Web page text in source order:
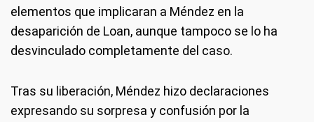
elementos que implicaran a Méndez en la
desaparición de Loan, aunque tampoco se lo ha
desvinculado completamente del caso.
Tras su liberación, Méndez hizo declaraciones
expresando su sorpresa y confusión por la